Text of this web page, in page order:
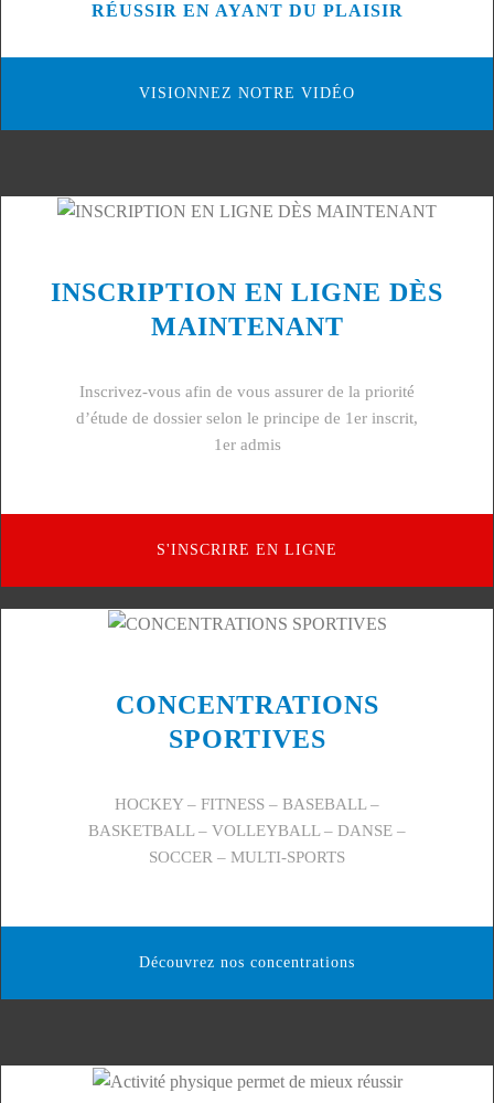
RÉUSSIR EN AYANT DU PLAISIR
VISIONNEZ NOTRE VIDÉO
INSCRIPTION EN LIGNE DÈS
MAINTENANT
Inscrivez-vous afin de vous assurer de la priorité
d’étude de dossier selon le principe de 1er inscrit,
1er admis
S'INSCRIRE EN LIGNE
CONCENTRATIONS
SPORTIVES
HOCKEY – FITNESS – BASEBALL –
BASKETBALL – VOLLEYBALL – DANSE –
SOCCER – MULTI-SPORTS
Découvrez nos concentrations